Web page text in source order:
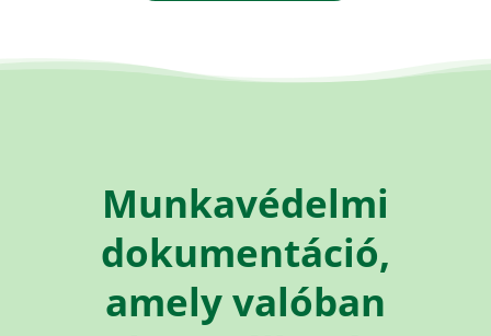
Munkavédelmi
dokumentáció,
amely valóban